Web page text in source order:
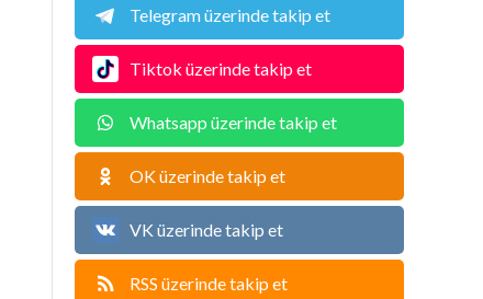
Telegram üzerinde takip et
Tiktok üzerinde takip et
Whatsapp üzerinde takip et
OK üzerinde takip et
VK üzerinde takip et
RSS üzerinde takip et